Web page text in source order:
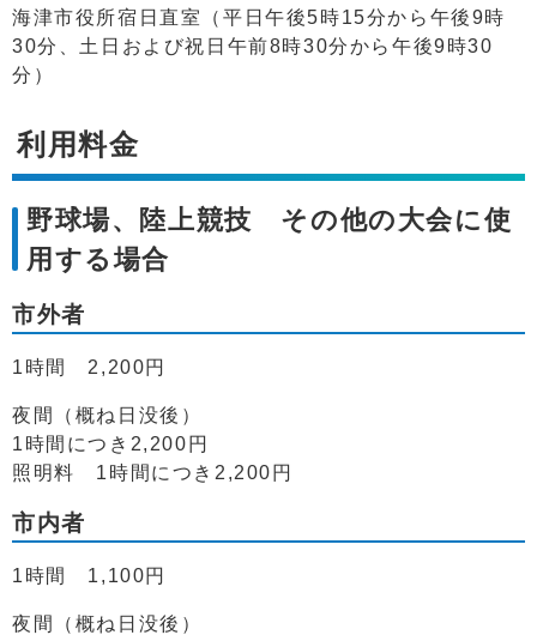
海津市役所宿日直室（平日午後5時15分から午後9時
30分、土日および祝日午前8時30分から午後9時30
分）
利用料金
野球場、陸上競技 その他の大会に使
用する場合
市外者
1時間 2,200円
夜間（概ね日没後）
1時間につき2,200円
照明料 1時間につき2,200円
市内者
1時間 1,100円
夜間（概ね日没後）